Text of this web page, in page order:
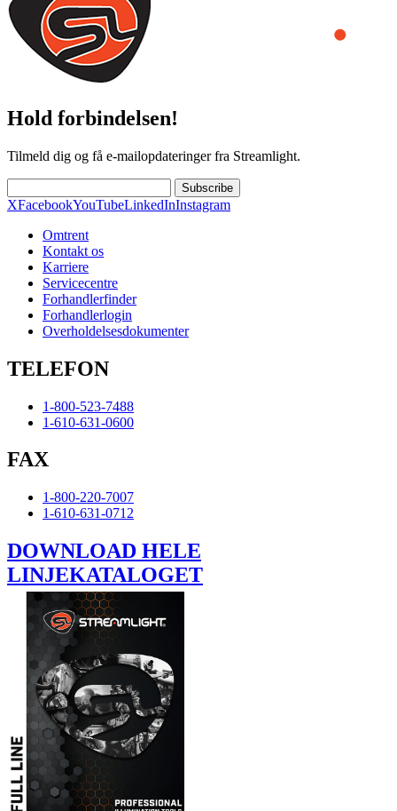
Hold forbindelsen!
Tilmeld dig og få e-mailopdateringer fra Streamlight.
Subscribe
XFacebookYouTubeLinkedInInstagram
Omtrent
Kontakt os
Karriere
Servicecentre
Forhandlerfinder
Forhandlerlogin
Overholdelsesdokumenter
TELEFON
1-800-523-7488
1-610-631-0600
FAX
1-800-220-7007
1-610-631-0712
DOWNLOAD HELE
LINJEKATALOGET